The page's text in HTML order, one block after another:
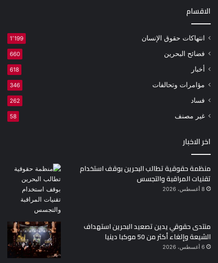
الاقسام
انتهاكات حقوق الإنسان 1٬199
فضائح البحرين 660
أخبار 618
مؤامرات وتحالفات 346
فساد 262
غير مصنف 58
اخر الاخبار
منظمة حقوقية تطالب البحرين بوقف استخدام
تقنيات المراقبة والتجسس
8 أغسطس، 2026
منتدى حقوقي يدين تصعيد البحرين استهداف
الشيعة وإلغاء أكثر من 50 موكبا دينيا
6 أغسطس، 2026